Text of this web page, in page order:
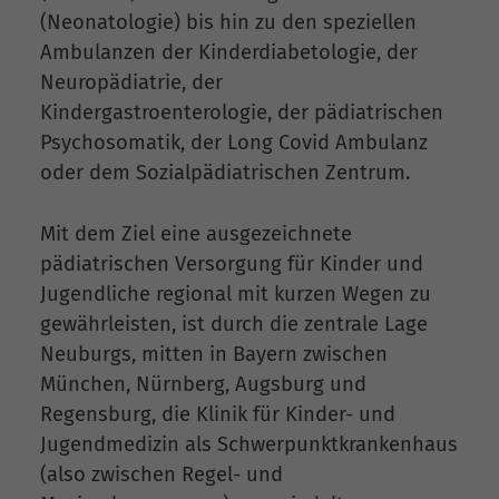
(Neonatologie) bis hin zu den speziellen
Ambulanzen der Kinderdiabetologie, der
Neuropädiatrie, der
Kindergastroenterologie, der pädiatrischen
Psychosomatik, der Long Covid Ambulanz
oder dem Sozialpädiatrischen Zentrum.
Mit dem Ziel eine ausgezeichnete
pädiatrischen Versorgung für Kinder und
Jugendliche regional mit kurzen Wegen zu
gewährleisten, ist durch die zentrale Lage
Neuburgs, mitten in Bayern zwischen
München, Nürnberg, Augsburg und
Regensburg, die Klinik für Kinder- und
Jugendmedizin als Schwerpunktkrankenhaus
(also zwischen Regel- und